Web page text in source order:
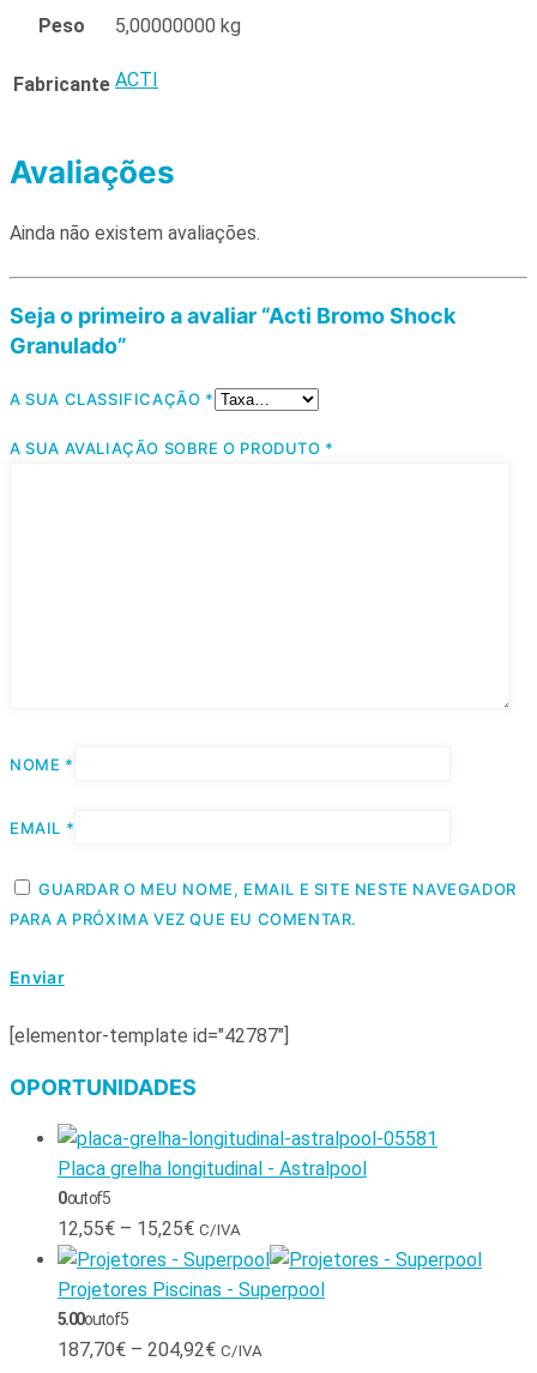
Peso 5,00000000 kg
Fabricante ACTI
Avaliações
Ainda não existem avaliações.
Seja o primeiro a avaliar “Acti Bromo Shock
Granulado”
A SUA CLASSIFICAÇÃO *
A SUA AVALIAÇÃO SOBRE O PRODUTO *
NOME *
EMAIL *
GUARDAR O MEU NOME, EMAIL E SITE NESTE NAVEGADOR
PARA A PRÓXIMA VEZ QUE EU COMENTAR.
[elementor-template id="42787"]
OPORTUNIDADES
Placa grelha longitudinal - Astralpool
0out of 5
12,55€ – 15,25€ C/IVA
Projetores Piscinas - Superpool
5.00out of 5
187,70€ – 204,92€ C/IVA